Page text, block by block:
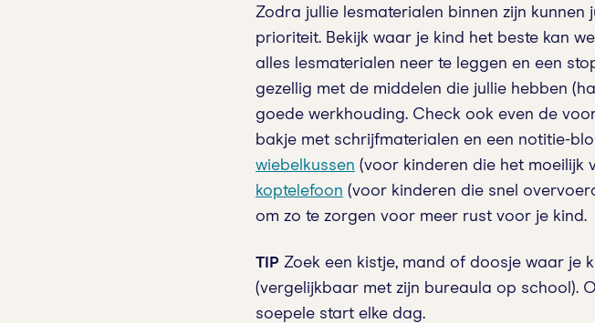
Zodra jullie lesmaterialen binnen zijn
prioriteit. Bekijk waar je kind het beste kan
alles lesmaterialen neer te leggen en een
gezellig met de middelen die jullie hebben
goede werkhouding. Check ook even de
bakje met schrijfmaterialen en een notitie-
wiebelkussen (voor kinderen die het moeilijk
koptelefoon (voor kinderen die snel
om zo te zorgen voor meer rust voor je kind.
TIP Zoek een kistje, mand of doosje waar je
(vergelijkbaar met zijn bureaula op school).
soepele start elke dag.